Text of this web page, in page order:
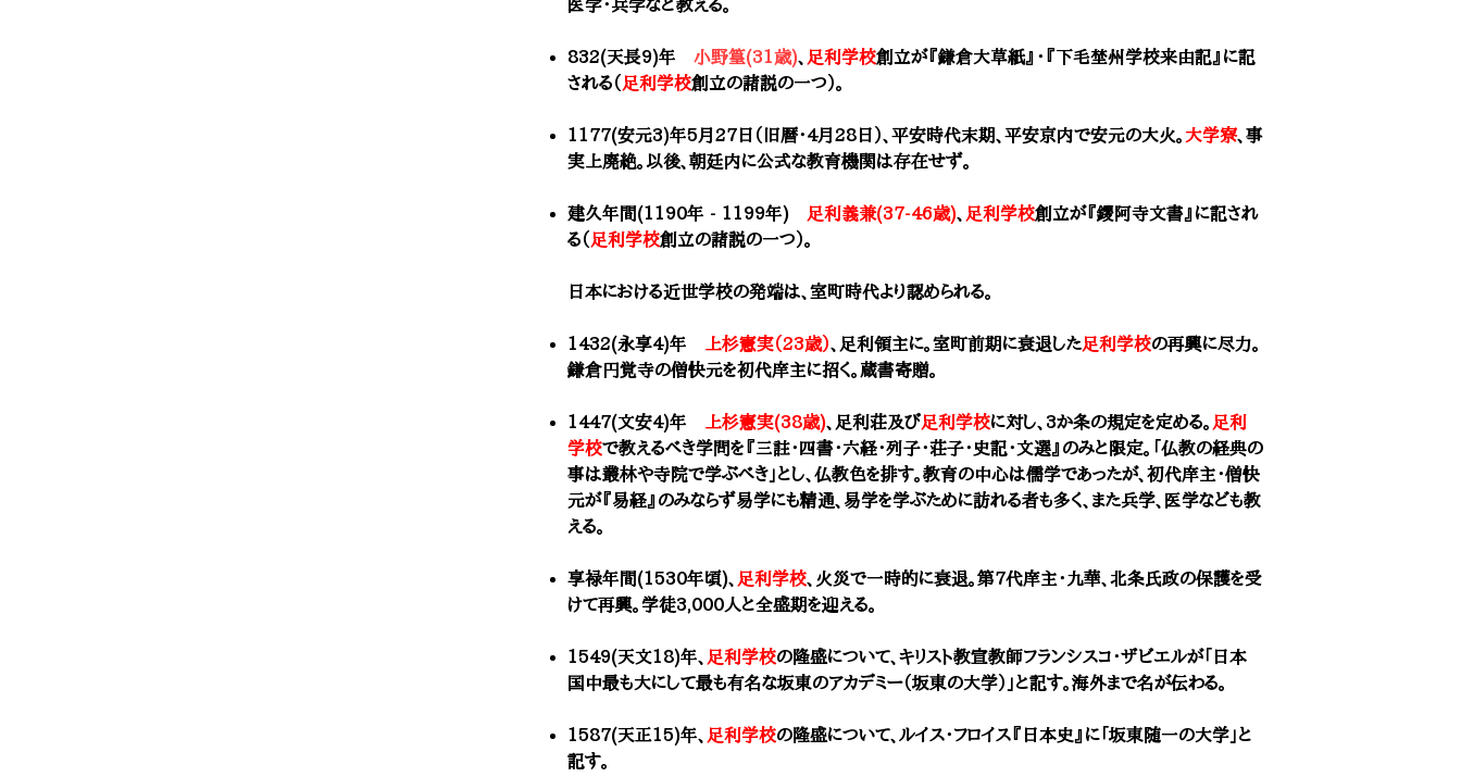
医学・兵学など教える。
832(天長9)年 小野篁(31歳)、 足利学校創立が『鎌倉大草紙』・『下毛埜州学校来由記』に記
される（ 足利学校創立の諸説の一つ）。
1177(安元3)年5月27日（旧暦・4月28日）、平安時代末期、平安京内で安元の大火。 大学寮、事
実上廃絶。以後、朝廷内に公式な教育機関は存在せず。
建久年間(1190年 - 1199年) 足利義兼(37-46歳)、 足利学校創立が『鑁阿寺文書』に記され
る（ 足利学校創立の諸説の一つ）。
日本における近世学校の発端は、室町時代より認められる。
1432(永享4)年 上杉憲実（23歳）、足利領主に。室町前期に衰退した足利学校の再興に尽力。
鎌倉円覚寺の僧快元を初代庠主に招く。蔵書寄贈。
1447(文安4)年 上杉憲実(38歳)、足利荘及び足利学校に対し、3か条の規定を定める。 足利
学校で教えるべき学問を『三註・四書・六経・列子・荘子・史記・文選』のみと限定。「仏教の経典の
事は叢林や寺院で学ぶべき」とし、仏教色を排す。教育の中心は儒学であったが、初代庠主・僧快
元が『易経』のみならず易学にも精通、易学を学ぶために訪れる者も多く、また兵学、医学なども教
える。
享禄年間(1530年頃)、 足利学校、火災で一時的に衰退。第7代庠主・九華、北条氏政の保護を受
けて再興。学徒3,000人と全盛期を迎える。
1549(天文18)年、 足利学校の隆盛について、キリスト教宣教師フランシスコ・ザビエルが「日本
国中最も大にして最も有名な坂東のアカデミー（坂東の大学）」と記す。海外まで名が伝わる。
1587(天正15)年、 足利学校の隆盛について、ルイス・フロイス『日本史』に「坂東随一の大学」と
記す。